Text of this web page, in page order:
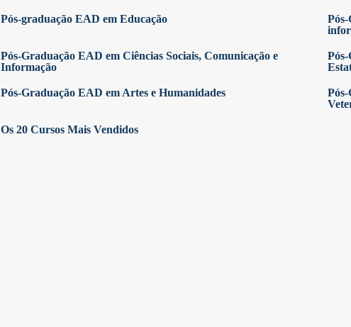
Pós-graduação EAD em Educação
Pós-Graduação EAD em Ciências Sociais, Comunicação e
Informação
Pós-Graduação EAD em Artes e Humanidades
Os 20 Cursos Mais Vendidos